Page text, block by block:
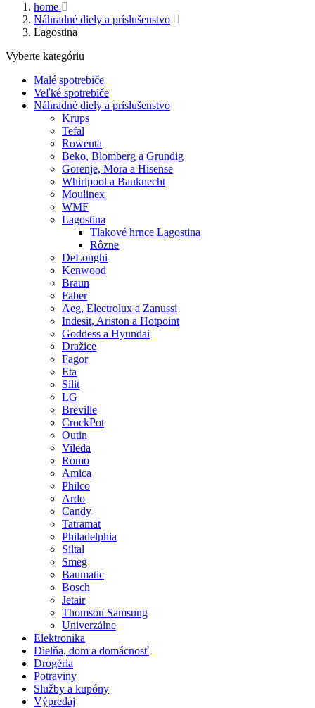
home
Náhradné diely a príslušenstvo
Lagostina
Vyberte kategóriu
Malé spotrebiče
Veľké spotrebiče
Náhradné diely a príslušenstvo
Krups
Tefal
Rowenta
Beko, Blomberg a Grundig
Gorenje, Mora a Hisense
Whirlpool a Bauknecht
Moulinex
WMF
Lagostina
Tlakové hrnce Lagostina
Rôzne
DeLonghi
Kenwood
Braun
Faber
Aeg, Electrolux a Zanussi
Indesit, Ariston a Hotpoint
Goddess a Hyundai
Dražice
Fagor
Eta
Silit
LG
Breville
CrockPot
Outin
Vileda
Romo
Amica
Philco
Ardo
Candy
Tatramat
Philadelphia
Siltal
Smeg
Baumatic
Bosch
Jetair
Thomson Samsung
Univerzálne
Elektronika
Dielňa, dom a domácnosť
Drogéria
Potraviny
Služby a kupóny
Výpredaj